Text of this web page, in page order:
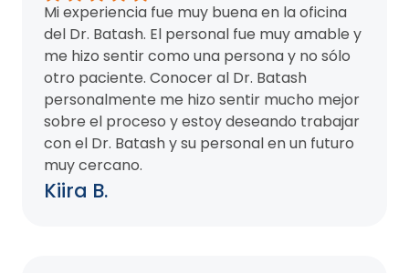
Mi experiencia fue muy buena en la oficina
del Dr. Batash. El personal fue muy amable y
me hizo sentir como una persona y no sólo
otro paciente. Conocer al Dr. Batash
personalmente me hizo sentir mucho mejor
sobre el proceso y estoy deseando trabajar
con el Dr. Batash y su personal en un futuro
muy cercano.
Kiira B.